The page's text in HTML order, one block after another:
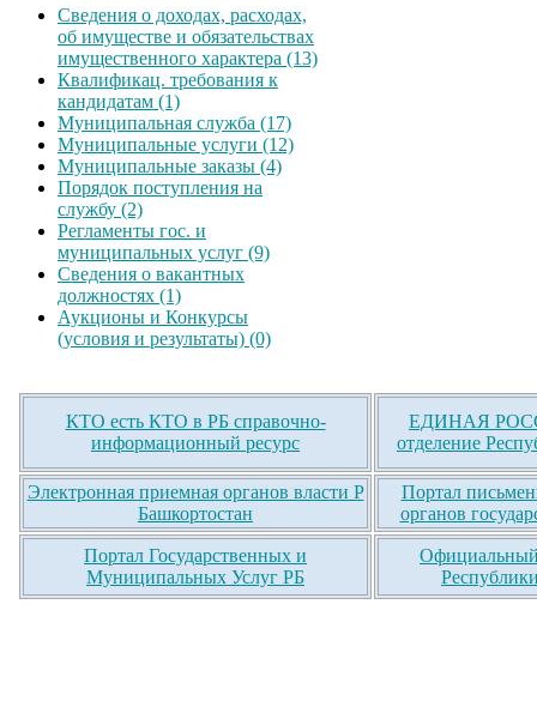
Сведения о доходах, расходах,
об имуществе и обязательствах
имущественного характера (13)
Квалификац. требования к
кандидатам (1)
Муниципальная служба (17)
Муниципальные услуги (12)
Муниципальные заказы (4)
Порядок поступления на
службу (2)
Регламенты гос. и
муниципальных услуг (9)
Сведения о вакантных
должностях (1)
Аукционы и Конкурсы
(условия и результаты) (0)
КТО есть КТО в РБ справочно-
информационный ресурс
ЕДИНАЯ
отделение
Электронная приемная органов власти Р
Башкортостан
Портал
органов
Портал Государственных и
Муниципальных Услуг РБ
Официальный